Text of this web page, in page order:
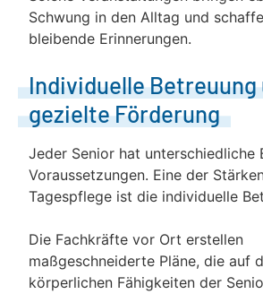
Schwung in den Alltag und
bleibende Erinnerungen.
Individuelle Betreuung
gezielte Förderung
Jeder Senior hat unterschiedliche
Voraussetzungen. Eine der
Tagespflege ist die individuelle
Die Fachkräfte vor Ort erstellen
maßgeschneiderte Pläne, die auf
körperlichen Fähigkeiten der